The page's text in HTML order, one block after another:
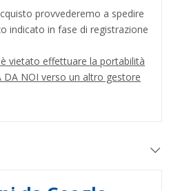
provvederemo a spedire
indicato in fase di registrazione
è vietato effettuare la portabilità
DA NOI verso un altro gestore